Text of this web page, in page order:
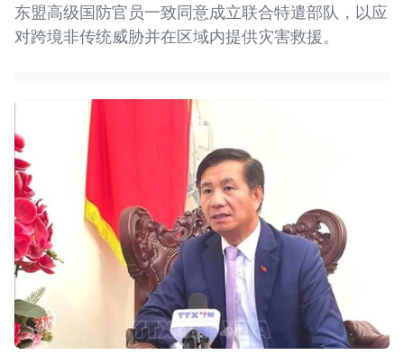
东盟高级国防官员一致同意成立联合特遣部队，以应
对跨境非传统威胁并在区域内提供灾害救援。